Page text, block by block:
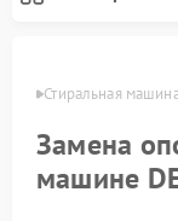
Стиральная
Замена
машине